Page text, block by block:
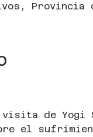
Provincia
de Yogi
el